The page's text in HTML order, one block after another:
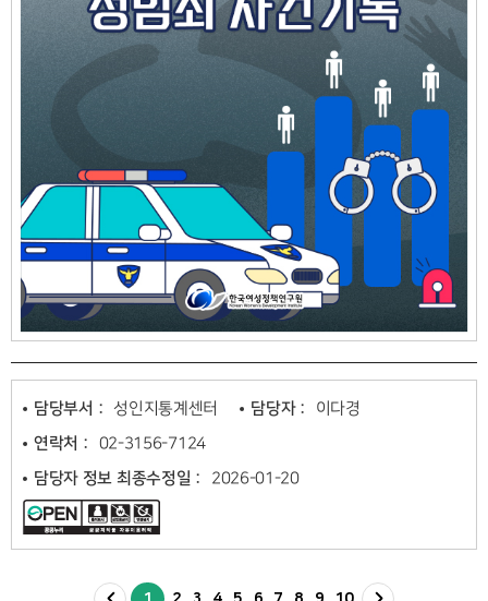
담당부서 : 성인지통계센터 담당자 :
이다경
연락처 :
02-3156-7124
담당자 정보 최종수정일 :
2026-01-20